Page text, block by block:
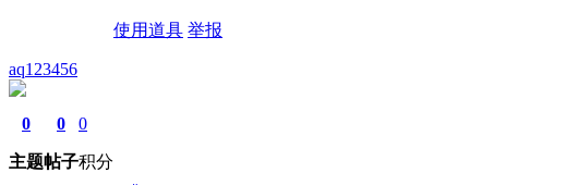
使用道具 举报
aq123456
0
主题
0
帖子
0
积分